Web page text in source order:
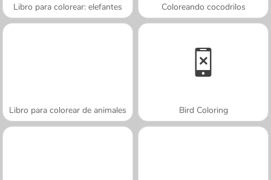
Libro para colorear: elefantes Coloreando cocodrilos
Libro para colorear de animales Bird Coloring